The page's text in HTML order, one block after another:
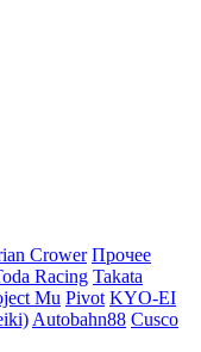
Crower Прочее
Racing Takata
Mu Pivot KYO-EI
Autobahn88 Cusco